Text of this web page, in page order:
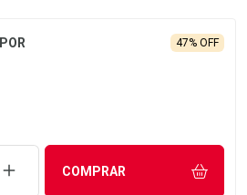
47% OFF
AUMENTAR UMA UNIDADE
COMPRAR